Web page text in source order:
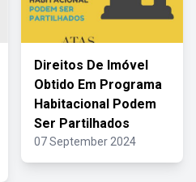
Direitos De Imóvel
Obtido Em Programa
Habitacional Podem
Ser Partilhados
07 September 2024